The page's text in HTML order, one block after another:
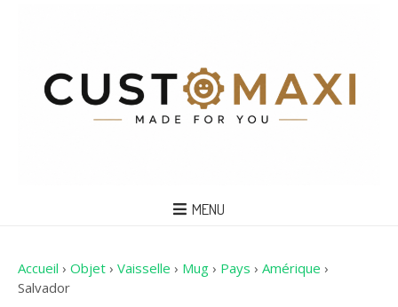
MENU
Accueil › Objet › Vaisselle › Mug › Pays › Amérique ›
Salvador